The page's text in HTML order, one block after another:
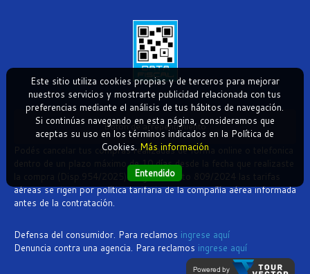
Boton de arrepentimiento
Podés cancelar tus compras realizadas de forma online o telefonica
dentro de un plazo máximo de 10 días desde la fecha que realizaste
la compra (Disp.954/2025). Según decreto 809/2024 las tarifas
aéreas se rigen por política tarifaria de la compañía aérea informada
antes de la contratación.
Defensa del consumidor. Para reclamos ingrese aquí
Denuncia contra una agencia. Para reclamos ingrese aquí
Este sitio utiliza cookies propias y de terceros para mejorar
nuestros servicios y mostrarte publicidad relacionada con tus
preferencias mediante el análisis de tus hábitos de navegación.
Si continúas navegando en esta página, consideramos que
aceptas su uso en los términos indicados en la Política de
Cookies. Más información
Entendido